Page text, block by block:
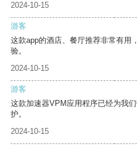
2024-10-15
游客
这款app的酒店、餐厅推荐非常有用
验。
2024-10-15
游客
这款加速器VPM应用程序已经为我
护。
2024-10-15